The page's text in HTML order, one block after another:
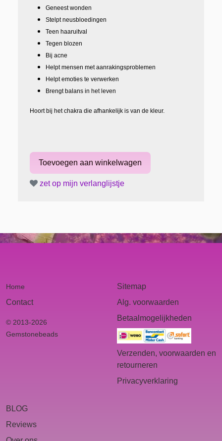
Geneest wonden
Stelpt neusbloedingen
Teen haaruitval
Tegen blozen
Bij acne
Helpt mensen met aanrakingsproblemen
Helpt emoties te verwerken
Brengt balans in het leven
Hoort bij het chakra die afhankelijk is van de kleur.
zet op mijn verlanglijstje
Home
Contact
© 2013-2026
Gemstonebeads
Sitemap
Alg. voorwaarden
Betaalmogelijkheden
Verzenden, voorwaarden en
retourneren
Privacyverklaring
BLOG
Reviews